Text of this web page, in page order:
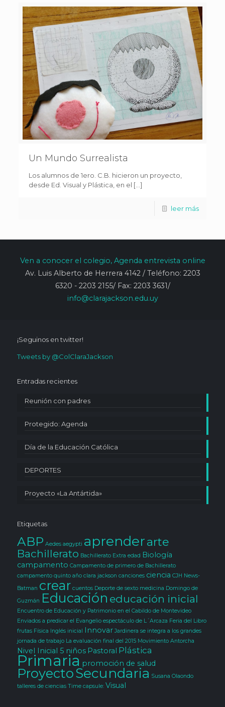
Un Mundo Surrealista
Los alumnos de 1ero. C.B. hicieron un proyecto,
desde Ed. Visual y Plástica, en el […]
leer más
Ven a conocer el colegio, Agenda entrevista online
Av. Luis Alberto de Herrera 4142 / Teléfono: 2203
6320 - 2203 2155/ Fax: 2203 3631/
info@clarajackson.edu.uy
¡Seguinos en twitter!
Tweets by @ColClaraJackson
Entradas recientes
Reunión con padres
Protegido: Agenda
Día de la Educación Católica
DEPORTES
Proyecto «La Antártida»
Etiquetas
ABP Aedes aegypti aprenderarte
Bachillerato Bachillerato Extra edad Biología
campamento Campamento de primero de Bachillerato
campamento quinto año clara jackson canciones ciencia CJH News-
Batman crear cuentos Deporte de sexto medicina Domingo de
Guzmán Educación educación inicial
Encuentro de Educación y Patrimonio en el Cabildo de Montevideo
Enviados a predicar el Evangelio espectáculo de L´Arcaza Feria del Libro
frutas Física Inglés inicial Innovar Jardinera se integra a los grandes
jornada de trabajo La evaluación final del 2015 Movimiento Antorcha
Nivel Inicial 5 niños Pastoral Plástica
Primaria promoción de salud
ProyectoSecundaria Susana Olaondo
talleres de ciencias Time capsule: Visual